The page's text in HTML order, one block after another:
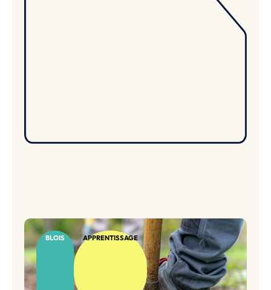
BLOIS APPRENTISSAGE